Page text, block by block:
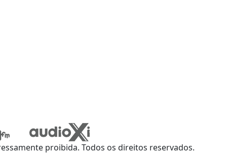
proibida. Todos os direitos reservados.